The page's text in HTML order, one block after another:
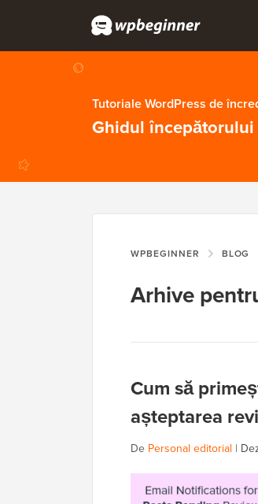
Tutoriale WordPress de
Ghidul
WPBEGINNER BLOG
Arhive
Cum să
așteptarea
De Personal editorial |